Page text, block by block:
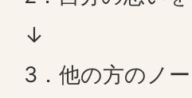
↓
3．他の方のノ